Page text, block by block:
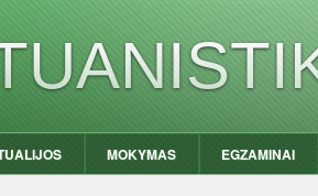
MOKYMAS EGZAMINAI